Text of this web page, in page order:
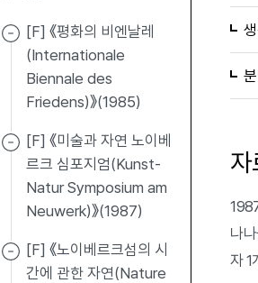
[F] 《평화의 비엔날레
(Internationale
Biennale des
Friedens)》(1985)
[F] 《미술과 자연 노이베
르크 심포지엄(Kunst-
Natur Symposium am
Neuwerk)》(1987)
[F] 《노이베르크섬의 시
간에 관한 자연(Nature
나
자 1